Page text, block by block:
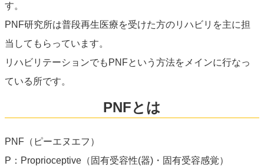
す。
PNF研究所は普段再生医療を受けた方のリハビリを主に担
当してもらっています。
リハビリテーションでもPNFという方法をメインに行なっ
ている所です。
PNFとは
PNF（ピーエヌエフ）
P：Proprioceptive（固有受容性(器)・固有受容感覚）